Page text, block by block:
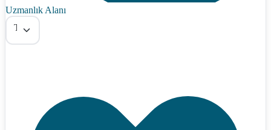
Uzmanlık Alanı
Tümü